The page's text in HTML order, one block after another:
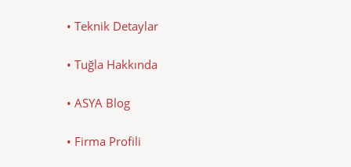
• Teknik Detaylar
• Tuğla Hakkında
• ASYA Blog
• Firma Profili